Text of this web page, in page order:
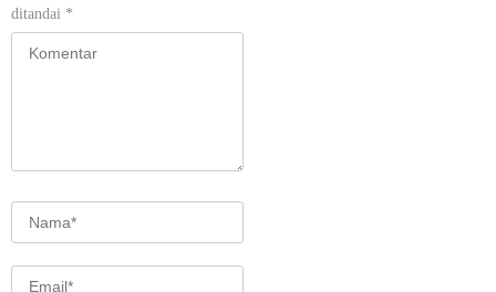
ditandai *